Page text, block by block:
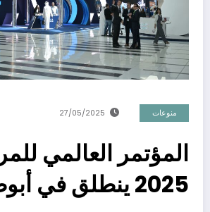
منوعات 27/05/2025
المؤتمر العالمي
2025 ينطلق في أبوظبي